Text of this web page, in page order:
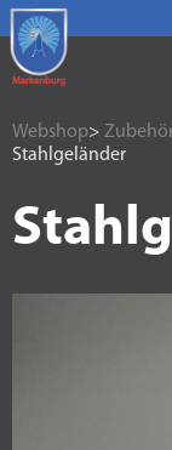
Webshop>
Stahlgeländer